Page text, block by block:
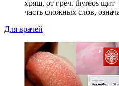
хрящ, от греч. thyreos щит
часть сложных слов,
Для врачей